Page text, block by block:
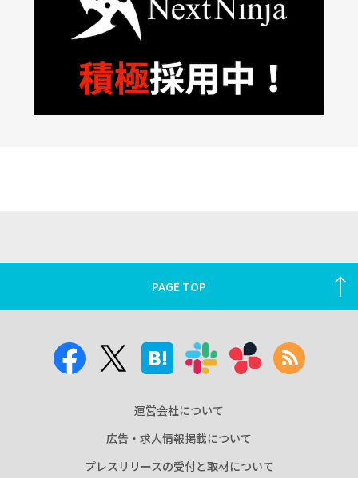
PAGE TOP
運営会社について
広告・求人情報掲載について
プレスリリースの受付と取材について